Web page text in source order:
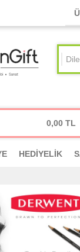
0,00
HEDİYELİK